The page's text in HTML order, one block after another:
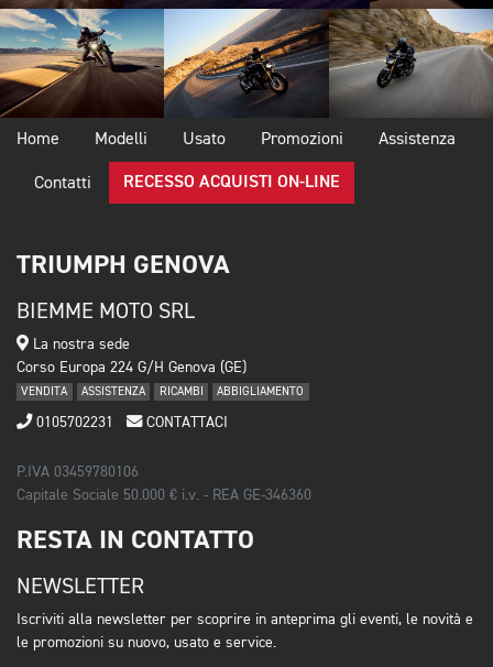
Home Modelli Usato Promozioni Assistenza
Contatti RECESSO ACQUISTI ON-LINE
TRIUMPH GENOVA
BIEMME MOTO SRL
La nostra sede
Corso Europa 224 G/H Genova (GE)
VENDITA ASSISTENZA RICAMBI ABBIGLIAMENTO
0105702231 CONTATTACI
P.IVA 03459780106
Capitale Sociale 50.000 € i.v. - REA GE-346360
RESTA IN CONTATTO
NEWSLETTER
Iscriviti alla newsletter per scoprire in anteprima gli eventi, le novità e
le promozioni su nuovo, usato e service.